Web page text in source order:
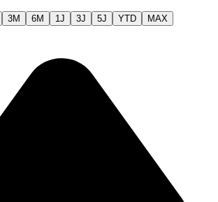
3M 6M 1J 3J 5J YTD MAX